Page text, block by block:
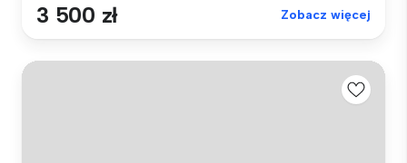
3 500 zł Zobacz więcej